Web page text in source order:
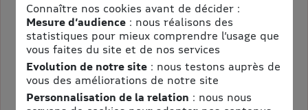
Non valable le samedi
26,00 €
Au lieu de 29,00 €
Sélectionner la quantité pour Sensas Clermont 1 personne
Connaître nos cookies avant de décider :
Mesure d’audience: nous réalisons des
statistiques pour mieux comprendre l’usage que
vous faites du site et de nos services
Evolution de notre site: nous testons auprès de
vous des améliorations de notre site
Personnalisation de la relation : nous nous